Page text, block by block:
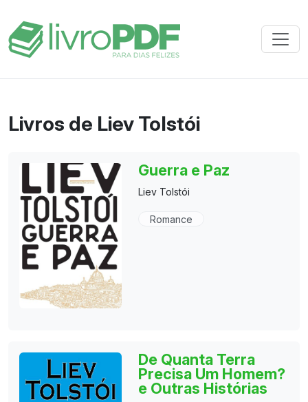
Livros de Liev Tolstói
Guerra e Paz
Liev Tolstói
Romance
De Quanta Terra
Precisa Um Homem?
e Outras Histórias